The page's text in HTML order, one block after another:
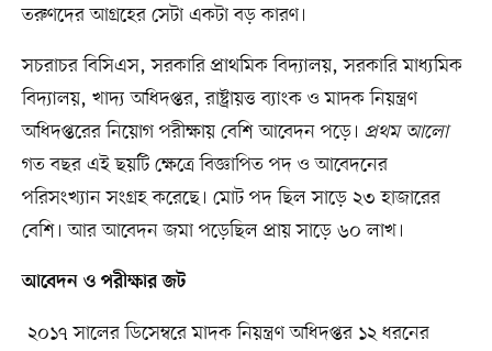
তরুণদের আগ্রহের সেটা একটা বড় কারণ।
সচরাচর বিসিএস, সরকারি প্রাথমিক বিদ্যালয়, সরকারি মাধ্যমিক
বিদ্যালয়, খাদ্য অধিদপ্তর, রাষ্ট্রায়ত্ত ব্যাংক ও মাদক নিয়ন্ত্রণ
অধিদপ্তরের নিয়োগ পরীক্ষায় বেশি আবেদন পড়ে। প্রথম আলো
গত বছর এই ছয়টি ক্ষেত্রে বিজ্ঞাপিত পদ ও আবেদনের
পরিসংখ্যান সংগ্রহ করেছে। মোট পদ ছিল সাড়ে ২৩ হাজারের
বেশি। আর আবেদন জমা পড়েছিল প্রায় সাড়ে ৬০ লাখ।
আবেদন ও পরীক্ষার জট
২০১৭ সালের ডিসেম্বরে মাদক নিয়ন্ত্রণ অধিদপ্তর ১২ ধরনের